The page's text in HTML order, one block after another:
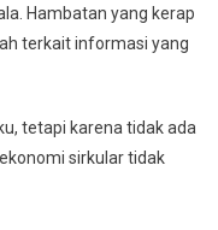
Hambatan yang kerap
terkait informasi yang
tetapi karena tidak ada
sirkular tidak